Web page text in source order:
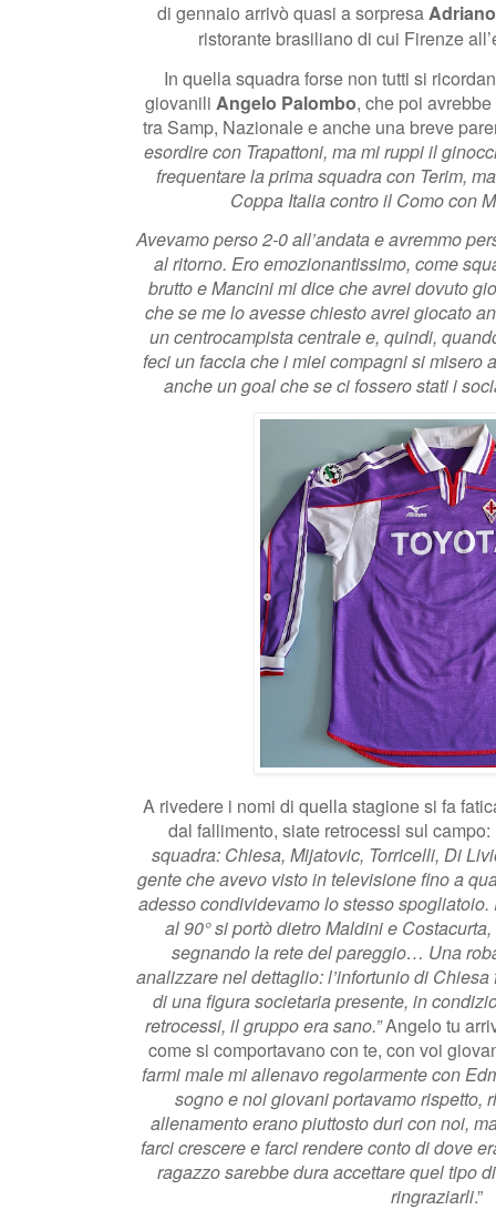
di gennaio arrivò quasi a sorpresaAdriano
ristorante brasiliano di cui Firenze
In quella squadra forse non tutti si
giovaniliAngelo Palombo, che poi
tra Samp, Nazionale e anche una breve
esordire con Trapattoni, ma mi ruppi il
frequentare la prima squadra con Terim,
Coppa Italia contro il Como con
Avevamo perso 2-0 all’andata e avremmo
al ritorno. Ero emozionantissimo, come
brutto e Mancini mi dice che avrei dovuto
che se me lo avesse chiesto avrei giocato
un centrocampista centrale e, quindi,
feci un faccia che i miei compagni si
anche un goal che se ci fossero stati i
A rivedere i nomi di quella stagione si fa
dal fallimento, siate retrocessi sul campo:
squadra: Chiesa, Mijatovic, Torricelli, Di
gente che avevo visto in televisione fino a
adesso condividevamo lo stesso
al 90° si portò dietro Maldini e
segnando la rete del pareggio… Una
analizzare nel dettaglio: l’infortunio di
di una figura societaria presente, in
retrocessi, il gruppo era sano.”Angelo tu
come si comportavano con te, con voi
farmi male mi allenavo regolarmente con
sogno e noi giovani portavamo rispetto,
allenamento erano piuttosto duri con noi,
farci crescere e farci rendere conto di dove
ragazzo sarebbe dura accettare quel tipo
ringraziarli.”